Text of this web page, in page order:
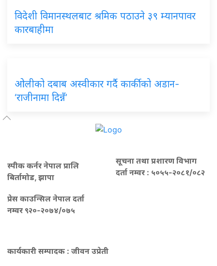
विदेशी विमानस्थलबाट श्रमिक पठाउने ३९ म्यानपावर
कारबाहीमा
ओलीको दबाब अस्वीकार गर्दै कार्कीको अडान-
‘राजीनामा दिन्नँ’
स्पीक कर्नर नेपाल प्रालि
बिर्तामोड, झापा
प्रेस काउन्सिल नेपाल दर्ता
नम्वर ९२०-२०७४/०७५
सूचना तथा प्रशारण विभाग
दर्ता नम्वर : ५०५५-२०८१/०८२
कार्यकारी सम्पादक : जीवन उप्रेती